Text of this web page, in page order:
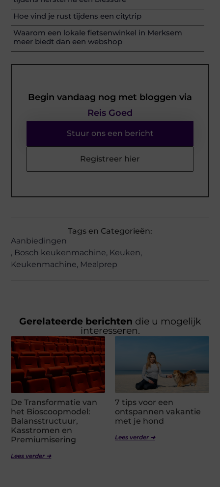
Hoe vind je rust tijdens een citytrip
Waarom een lokale fietsenwinkel in Merksem
meer biedt dan een webshop
Begin vandaag nog met bloggen via
Reis Goed
Stuur ons een bericht
Registreer hier
Tags en Categorieën:
Aanbiedingen
, Bosch keukenmachine, Keuken,
Keukenmachine, Mealprep
Gerelateerde berichten die u mogelijk
interesseren.
De Transformatie van
het Bioscoopmodel:
Balansstructuur,
Kasstromen en
Premiumisering
Lees verder ➜
7 tips voor een
ontspannen vakantie
met je hond
Lees verder ➜